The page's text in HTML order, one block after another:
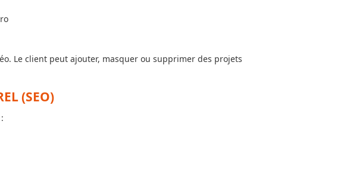
Le client peut ajouter, masquer ou supprimer des projets
(SEO)